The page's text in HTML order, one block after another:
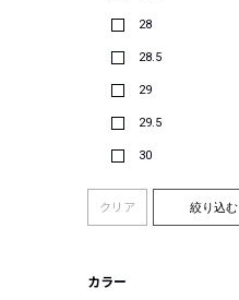
28
28.5
29
29.5
30
クリア 絞り込む
カラー